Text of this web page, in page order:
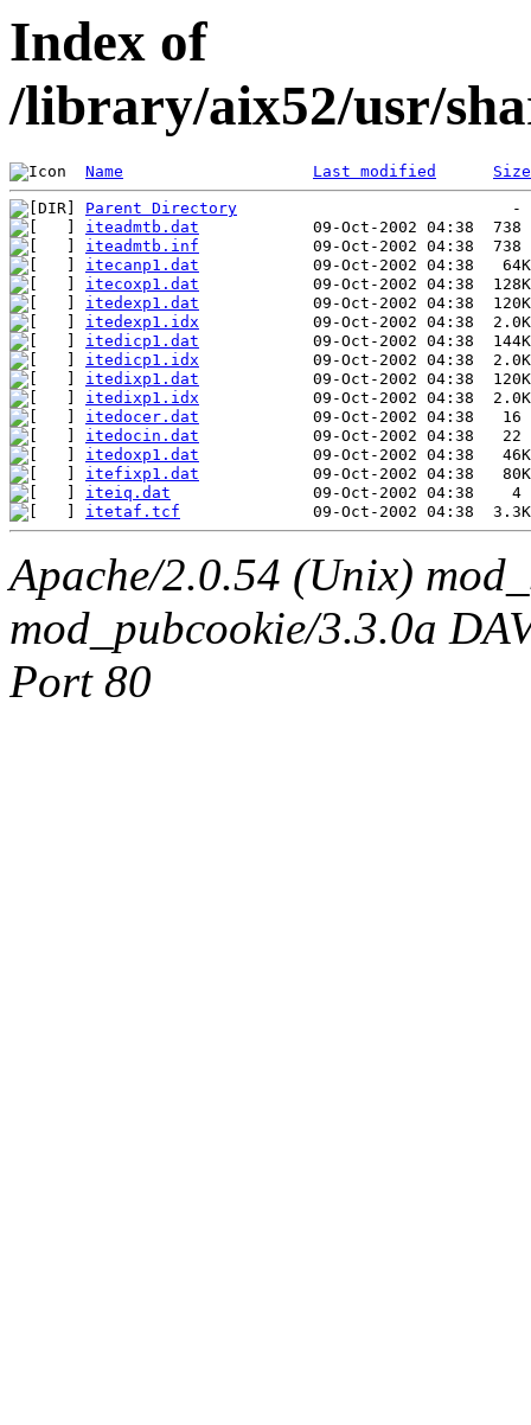
Index of
/library/aix52/usr/
Name Last modified Size
Parent Directory
iteadmtb.dat
iteadmtb.inf
itecanp1.dat
itecoxp1.dat
itedexp1.dat
itedexp1.idx
itedicp1.dat
itedicp1.idx
itedixp1.dat
itedixp1.idx
itedocer.dat
itedocin.dat
itedoxp1.dat
itefixp1.dat
iteiq.dat
itetaf.tcf
Apache/2.0.54 (Unix)
mod_pubcookie/3.3.0a
Port 80